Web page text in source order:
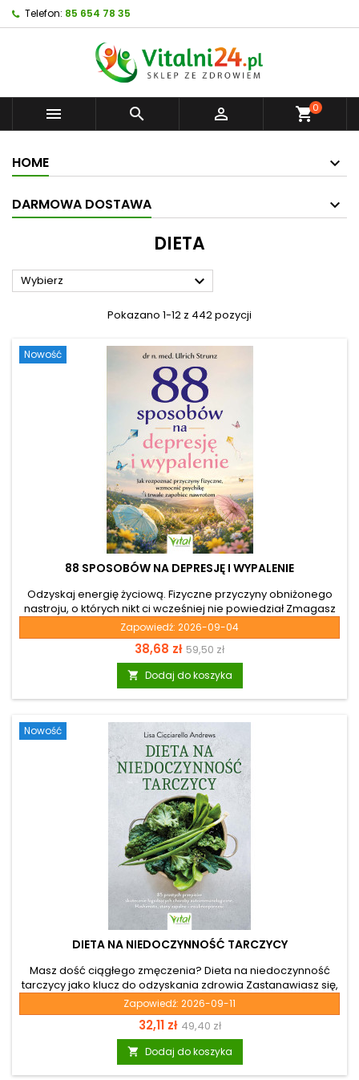
Telefon: 85 654 78 35
   shopping_cart0
HOME
DARMOWA DOSTAWA
DIETA
Wybierz 
Pokazano 1-12 z 442 pozycji
Nowość
88 SPOSOBÓW NA DEPRESJĘ I WYPALENIE
Odzyskaj energię życiową. Fizyczne przyczyny obniżonego
nastroju, o których nikt ci wcześniej nie powiedział Zmagasz
się z nieustannym zmęczeniem, przewlekłym stresem i
poczuciem psychicznego przeciążenia? Jeśli
dotychczasowe metody zawiodły, czas spojrzeć na swoje
zdrowie z zupełnie innej perspektywy. Książka „88 sposobów
na depresję i wypalenie” to nie jest kolejny zbiór banalnych
rad. Jej autorem jest dr n. med. Ulrich Strunz – uznany
Zapowiedź: 2026-09-04
Cena
38,68 zł Cena
podstawowa
59,50 zł
 Dodaj do koszyka
Nowość
DIETA NA NIEDOCZYNNOŚĆ TARCZYCY
Masz dość ciągłego zmęczenia? Dieta na niedoczynność
tarczycy jako klucz do odzyskania zdrowia Zastanawiasz się,
dlaczego mimo starań twoja waga wciąż się waha, a mgła
mózgowa utrudnia codzienne funkcjonowanie? Jeśli
zdiagnozowano u ciebie chorobę Hashimoto lub inne
zaburzenia hormonalne, z pewnością wiesz, jak trudne bywa
ułożenie odpowiedniego jadłospisu. Właśnie dlatego
powstała książka Dieta na niedoczynność tarczycy. Jej
Zapowiedź: 2026-09-11
Cena
32,11 zł Cena
podstawowa
49,40 zł
 Dodaj do koszyka